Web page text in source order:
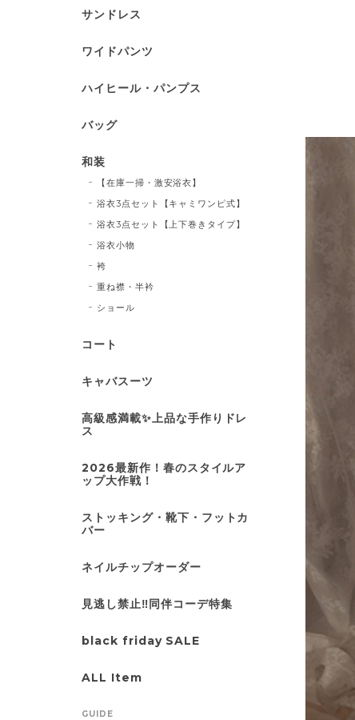
サンドレス
ワイドパンツ
ハイヒール・パンプス
バッグ
和装
【在庫一掃・激安浴衣】
浴衣3点セット【キャミワンピ式】
浴衣3点セット【上下巻きタイプ】
浴衣小物
袴
重ね襟・半衿
ショール
コート
キャバスーツ
高級感満載✨上品な手作りドレ
ス
2026最新作！春のスタイルア
ップ大作戦！
ストッキング・靴下・フットカ
バー
ネイルチップオーダー
見逃し禁止‼同伴コーデ特集
black friday SALE
ALL Item
GUIDE